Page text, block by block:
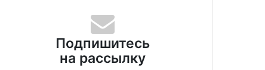
Подпишитесь
на рассылку